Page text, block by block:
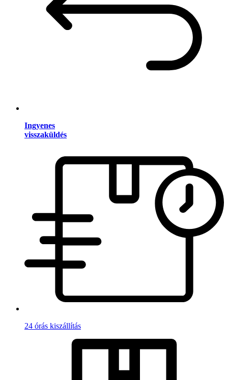
Ingyenes
visszaküldés
24 órás kiszállítás